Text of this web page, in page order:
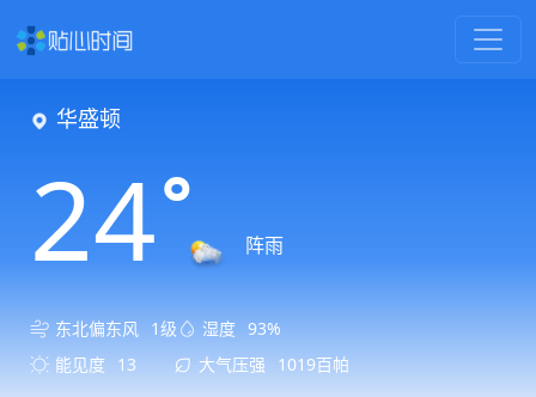
华盛顿
24° 阵雨
东北偏东风 1级 湿度 93%
能见度 13 大气压强 1019百帕